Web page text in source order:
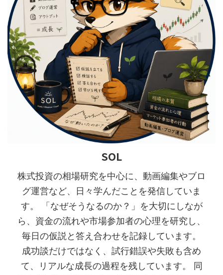
SOL
株式投資の相場研究を中心に、動画編集やブロ
グ運営など、日々学んだことを発信していま
す。 「なぜそうなるのか？」を大切にしなが
ら、資金の流れや市場参加者の心理を研究し、
毎日の仮説と答え合わせを記録しています。
成功談だけではなく、試行錯誤や失敗も含め
て、リアルな成長の過程を残しています。 同